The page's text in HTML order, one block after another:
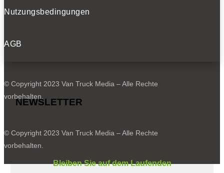
NEWSLETTER
Bleiben Sie auf dem Laufenden
Nutzungsbedingungen
AGB
© Copyright 2023 Van Truck Media – Alle Rechte
vorbehalten.
© Copyright 2023 Van Truck Media – Alle Rechte
vorbehalten.